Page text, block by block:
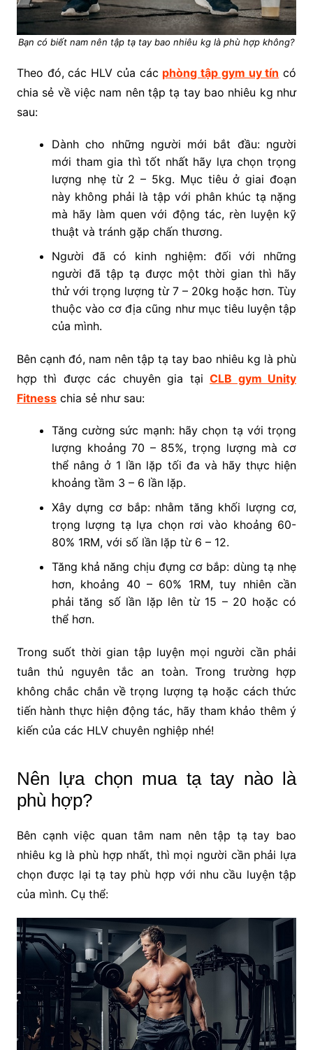
Bạn có biết nam nên tập tạ tay bao nhiêu kg là phù hợp không?
Theo đó, các HLV của các phòng tập gym uy tín có
chia sẻ về việc nam nên tập tạ tay bao nhiêu kg như
sau:
Dành cho những người mới bắt đầu: người
mới tham gia thì tốt nhất hãy lựa chọn trọng
lượng nhẹ từ 2 – 5kg. Mục tiêu ở giai đoạn
này không phải là tập với phân khúc tạ nặng
mà hãy làm quen với động tác, rèn luyện kỹ
thuật và tránh gặp chấn thương.
Người đã có kinh nghiệm: đối với những
người đã tập tạ được một thời gian thì hãy
thử với trọng lượng từ 7 – 20kg hoặc hơn. Tùy
thuộc vào cơ địa cũng như mục tiêu luyện tập
của mình.
Bên cạnh đó, nam nên tập tạ tay bao nhiêu kg là phù
hợp thì được các chuyên gia tạiCLB gym Unity
Fitnesschia sẻ như sau:
Tăng cường sức mạnh: hãy chọn tạ với trọng
lượng khoảng 70 – 85%, trọng lượng mà cơ
thể nâng ở 1 lần lặp tối đa và hãy thực hiện
khoảng tầm 3 – 6 lần lặp.
Xây dựng cơ bắp: nhằm tăng khối lượng cơ,
trọng lượng tạ lựa chọn rơi vào khoảng 60-
80% 1RM, với số lần lặp từ 6 – 12.
Tăng khả năng chịu đựng cơ bắp: dùng tạ nhẹ
hơn, khoảng 40 – 60% 1RM, tuy nhiên cần
phải tăng số lần lặp lên từ 15 – 20 hoặc có
thể hơn.
Trong suốt thời gian tập luyện mọi người cần phải
tuân thủ nguyên tắc an toàn. Trong trường hợp
không chắc chắn về trọng lượng tạ hoặc cách thức
tiến hành thực hiện động tác, hãy tham khảo thêm ý
kiến của các HLV chuyên nghiệp nhé!
Nên lựa chọn mua tạ tay nào là
phù hợp?
Bên cạnh việc quan tâm nam nên tập tạ tay bao
nhiêu kg là phù hợp nhất, thì mọi người cần phải lựa
chọn được lại tạ tay phù hợp với nhu cầu luyện tập
của mình. Cụ thể: